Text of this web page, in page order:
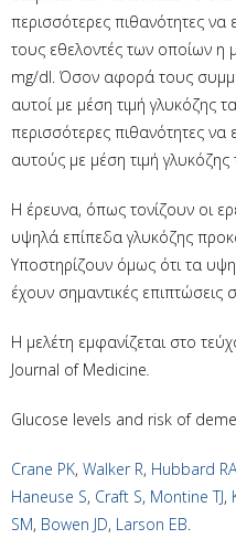
περισσότερες πιθανότητες
τους εθελοντές των οποίων η
mg/dl. Όσον αφορά τους
αυτοί με μέση τιμή γλυκόζης
περισσότερες πιθανότητες
αυτούς με μέση τιμή γλυκόζης
Η έρευνα, όπως τονίζουν οι
υψηλά επίπεδα γλυκόζης
Υποστηρίζουν όμως ότι τα
έχουν σημαντικές
Η μελέτη εμφανίζεται στο
Journal of Medicine
Glucose levels and risk of
Crane PK, Walker R, Hubbard RA
Haneuse S, Craft S, Montine TJ,
SM, Bowen JD, Larson EB